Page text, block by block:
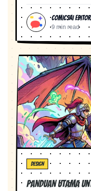
ComicsAI
9 min read
DESIGN
Panduan Utama